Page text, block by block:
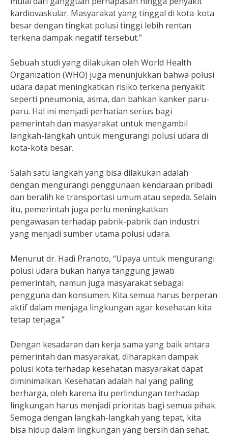
kardiovaskular. Masyarakat yang tinggal di kota-kota
besar dengan tingkat polusi tinggi lebih rentan
terkena dampak negatif tersebut.”
Sebuah studi yang dilakukan oleh World Health
Organization (WHO) juga menunjukkan bahwa polusi
udara dapat meningkatkan risiko terkena penyakit
seperti pneumonia, asma, dan bahkan kanker paru-
paru. Hal ini menjadi perhatian serius bagi
pemerintah dan masyarakat untuk mengambil
langkah-langkah untuk mengurangi polusi udara di
kota-kota besar.
Salah satu langkah yang bisa dilakukan adalah
dengan mengurangi penggunaan kendaraan pribadi
dan beralih ke transportasi umum atau sepeda. Selain
itu, pemerintah juga perlu meningkatkan
pengawasan terhadap pabrik-pabrik dan industri
yang menjadi sumber utama polusi udara.
Menurut dr. Hadi Pranoto, “Upaya untuk mengurangi
polusi udara bukan hanya tanggung jawab
pemerintah, namun juga masyarakat sebagai
pengguna dan konsumen. Kita semua harus berperan
aktif dalam menjaga lingkungan agar kesehatan kita
tetap terjaga.”
Dengan kesadaran dan kerja sama yang baik antara
pemerintah dan masyarakat, diharapkan dampak
polusi kota terhadap kesehatan masyarakat dapat
diminimalkan. Kesehatan adalah hal yang paling
berharga, oleh karena itu perlindungan terhadap
lingkungan harus menjadi prioritas bagi semua pihak.
Semoga dengan langkah-langkah yang tepat, kita
bisa hidup dalam lingkungan yang bersih dan sehat.